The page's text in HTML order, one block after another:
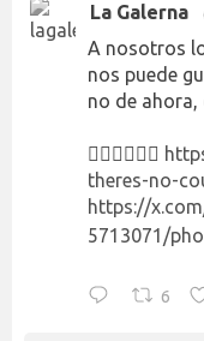
La Galerna
A nosotros
nos puede
no de ahora,
👉🏻👉🏻👉🏻
theres-no-
https://
5713071/
6